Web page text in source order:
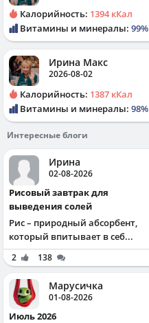
Калорийность: 1394 кКал
Витамины и минералы: 99%
Ирина Макс
2026-08-02
Калорийность: 1387 кКал
Витамины и минералы: 98%
Интересные блоги
Ирина
02-08-2026
Рисовый завтрак для
выведения солей
Рис – природный абсорбент,
который впитывает в себ...
2 138
Марусичка
01-08-2026
Июль 2026